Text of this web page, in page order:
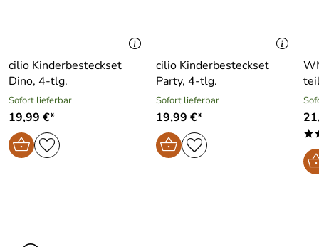
cilio Kinderbesteckset
Dino, 4-tlg.
Sofort lieferbar
19,99 €*
cilio Kinderbesteckset
Party, 4-tlg.
Sofort lieferbar
19,99 €*